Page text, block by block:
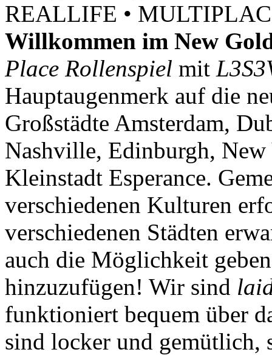
REALLIFE •
Willkommen im New
Place Rollenspiel mit
Hauptaugenmerk auf die
Großstädte Amsterdam,
Nashville, Edinburgh,
Kleinstadt Esperance.
verschiedenen Kulturen
verschiedenen Städten
auch die Möglichkeit
hinzuzufügen! Wir sind
funktioniert bequem über
sind locker und gemütlich,